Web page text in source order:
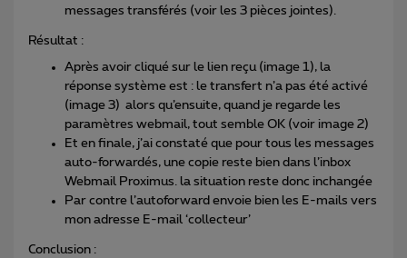
messages transférés (voir les 3 pièces jointes).
Résultat :
Après avoir cliqué sur le lien reçu (image 1), la
réponse système est : le transfert n’a pas été activé
(image 3) alors qu’ensuite, quand je regarde les
paramètres webmail, tout semble OK (voir image 2)
Et en finale, j’ai constaté que pour tous les messages
auto-forwardés, une copie reste bien dans l’inbox
Webmail Proximus. la situation reste donc inchangée
Par contre l’autoforward envoie bien les E-mails vers
mon adresse E-mail ‘collecteur’
Conclusion :